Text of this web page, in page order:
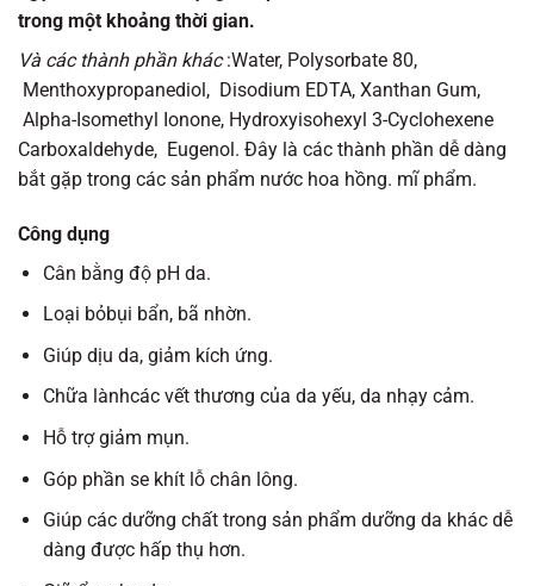
trong một khoảng thời gian.
Và các thành phần khác:Water, Polysorbate 80,
Menthoxypropanediol, Disodium EDTA, Xanthan Gum,
Alpha-Isomethyl Ionone, Hydroxyisohexyl 3-Cyclohexene
Carboxaldehyde, Eugenol. Đây là các thành phần dễ dàng
bắt gặp trong các sản phẩm nước hoa hồng. mĩ phẩm.
Công dụng
Cân bằng độ pH da.
Loại bỏbụi bẩn, bã nhờn.
Giúp dịu da, giảm kích ứng.
Chữa lànhcác vết thương của da yếu, da nhạy cảm.
Hỗ trợ giảm mụn.
Góp phần se khít lỗ chân lông.
Giúp các dưỡng chất trong sản phẩm dưỡng da khác dễ
dàng được hấp thụ hơn.